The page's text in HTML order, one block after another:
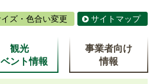
ズ・色合い変更 サイトマップ
観光
ント情報
事業者向け
情報